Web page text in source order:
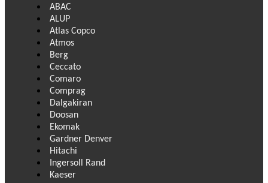
ABAC
ALUP
Atlas Copco
Atmos
Berg
Ceccato
Comaro
Comprag
Dalgakiran
Doosan
Ekomak
Gardner Denver
Hitachi
Ingersoll Rand
Kaeser